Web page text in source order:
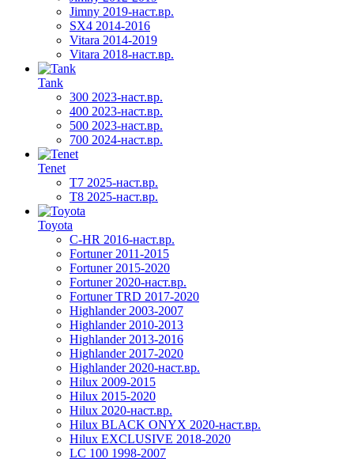
Jimny 2019-наст.вр.
SX4 2014-2016
Vitara 2014-2019
Vitara 2018-наст.вр.
Tank
300 2023-наст.вр.
400 2023-наст.вр.
500 2023-наст.вр.
700 2024-наст.вр.
Tenet
T7 2025-наст.вр.
T8 2025-наст.вр.
Toyota
C-HR 2016-наст.вр.
Fortuner 2011-2015
Fortuner 2015-2020
Fortuner 2020-наст.вр.
Fortuner TRD 2017-2020
Highlander 2003-2007
Highlander 2010-2013
Highlander 2013-2016
Highlander 2017-2020
Highlander 2020-наст.вр.
Hilux 2009-2015
Hilux 2015-2020
Hilux 2020-наст.вр.
Hilux BLACK ONYX 2020-наст.вр.
Hilux EXCLUSIVE 2018-2020
LC 100 1998-2007